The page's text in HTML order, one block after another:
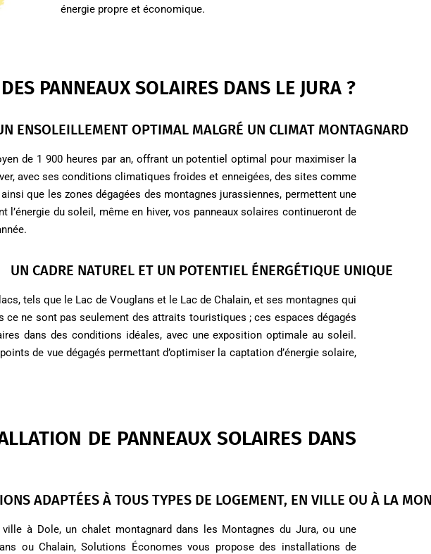
énergie propre et économique.
PANNEAUX SOLAIRES DANS LE JURA ?
ENSOLEILLEMENT OPTIMAL MALGRÉ UN CLIMAT MONTAGNARD
de 1 900 heures par an, offrant un potentiel optimal pour maximiser la
avec ses conditions climatiques froides et enneigées, des sites comme
que les zones dégagées des montagnes jurassiennes, permettent une
l’énergie du soleil, même en hiver, vos panneaux solaires continueront de
UN CADRE NATUREL ET UN POTENTIEL ÉNERGÉTIQUE UNIQUE
tels que le Lac de Vouglans et le Lac de Chalain, et ses montagnes qui
ce ne sont pas seulement des attraits touristiques ; ces espaces dégagés
dans des conditions idéales, avec une exposition optimale au soleil.
de vue dégagés permettant d’optimiser la captation d’énergie solaire,
DE PANNEAUX SOLAIRES DANS
ADAPTÉES À TOUS TYPES DE LOGEMENT, EN VILLE OU À LA
à Dole, un chalet montagnard dans les Montagnes du Jura, ou une
ou Chalain, Solutions Économes vous propose des installations de